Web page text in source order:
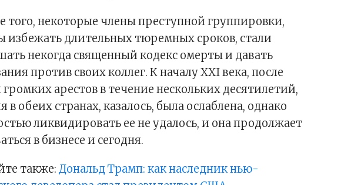
того, некоторые члены преступной группировки,
избежать длительных тюремных сроков, стали
некогда священный кодекс омерты и давать
против своих коллег. К началу XXI века, после
громких арестов в течение нескольких десятилетий,
в обеих странах, казалось, была ослаблена, однако
ликвидировать ее не удалось, и она продолжает
в бизнесе и сегодня.
также:Дональд Трамп: как наследник нью-